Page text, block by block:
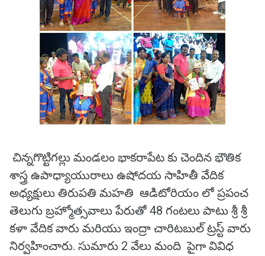
చిన్నగొట్టిగల్లు మండలం భాకరాపేట కు చెందిన భౌతిక
శాస్త్ర ఉపాధ్యాయురాలు ఉషోదయ సాహితీ వేదిక
అధ్యక్షులు తిరుపతి మహతి ఆడిటోరియం లో ప్రపంచ
తెలుగు బ్రహ్మోత్సవాలు పేరుతో 48 గంటలు పాటు శ్రీ శ్రీ
కళా వేదిక వారు మరియు ఇంద్రా చారిటబుల్ ట్రస్ట్ వారు
నిర్వహించారు. సుమారు 2 వేలు మంది పైగా వివిధ